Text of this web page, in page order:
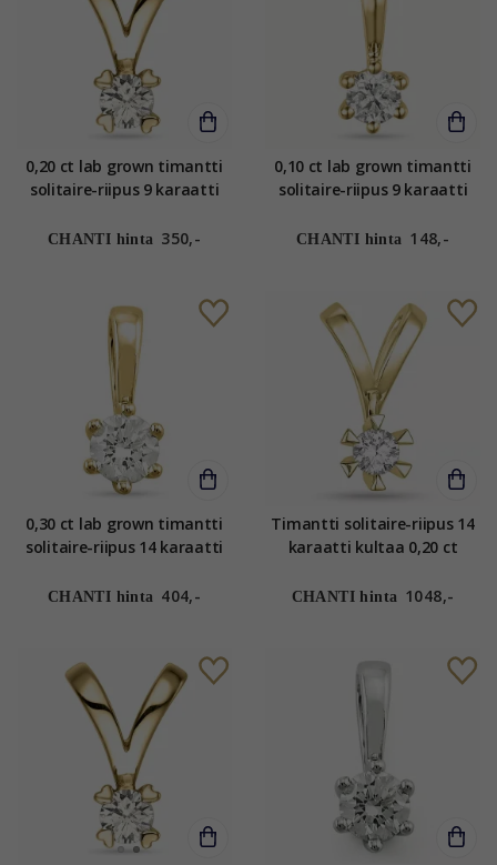
0,20 ct lab grown timantti
solitaire-riipus 9 karaatti
CHANTI hinta 350,-
0,10 ct lab grown timantti
solitaire-riipus 9 karaatti
CHANTI hinta 148,-
0,30 ct lab grown timantti
solitaire-riipus 14 karaatti
CHANTI hinta 404,-
Timantti solitaire-riipus 14
karaatti kultaa 0,20 ct
CHANTI hinta 1048,-